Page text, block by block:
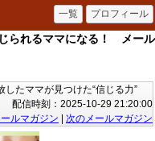
られるママになる！ メール
したママが見つけた“信じる力”
配信時刻：2025-10-29 21:20:00
ルマガジン
次のメールマガジン